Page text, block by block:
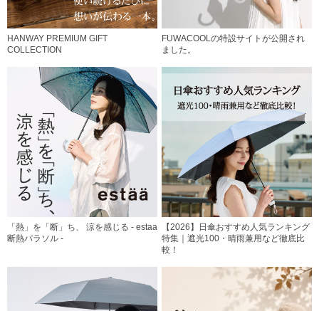
HANWAY PREMIUM GIFT
COLLECTION
FUWACOOLの特設サイトが公開され
ました。
「熱」を「断」ち、 涼を感じる - estaa
断熱パラソル -
【2026】日傘おすすめ人気ランキング
特集｜遮光100・晴雨兼用など徹底比
較！